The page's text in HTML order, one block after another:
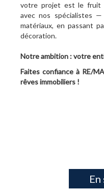
votre projet est le fruit
avec nos spécialistes
matériaux, en passant
décoration.
Notre ambition : votre
Faites confiance à RE/
rêves immobiliers !